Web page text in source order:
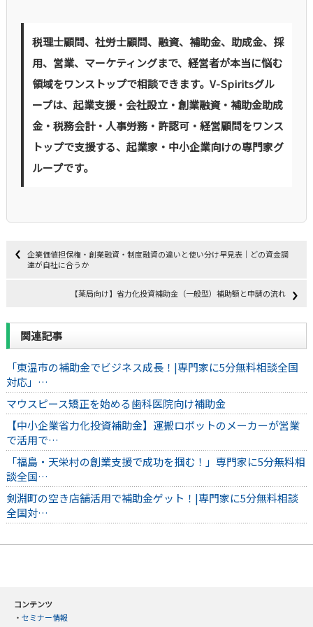
税理士顧問、社労士顧問、融資、補助金、助成金、採
用、営業、マーケティングまで、経営者が本当に悩む
領域をワンストップで相談できます。V-Spiritsグル
ープは、起業支援・会社設立・創業融資・補助金助成
金・税務会計・人事労務・許認可・経営顧問をワンス
トップで支援する、起業家・中小企業向けの専門家グ
ループです。
企業価値担保権・創業融資・制度融資の違いと使い分け早見表｜どの資金調
達が自社に合うか
【薬局向け】省力化投資補助金（一般型）補助額と申請の流れ
関連記事
「東温市の補助金でビジネス成長！|専門家に5分無料相談全国
対応」…
マウスピース矯正を始める歯科医院向け補助金
【中小企業省力化投資補助金】運搬ロボットのメーカーが営業
で活用で…
「福島・天栄村の創業支援で成功を掴む！」専門家に5分無料相
談全国…
剣淵町の空き店舗活用で補助金ゲット！|専門家に5分無料相談
全国対…
コンテンツ
・ セミナー情報